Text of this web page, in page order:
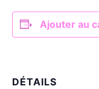
Ajouter au
DÉTAILS